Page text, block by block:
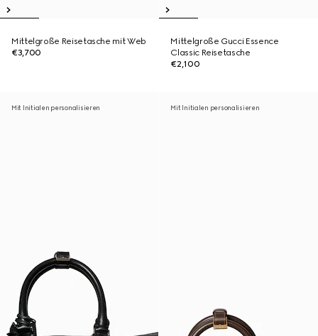
Mittelgroße Reisetasche mit Web
€3,700
Mittelgroße Gucci Essence
Classic Reisetasche
€2,100
Mit Initialen personalisieren Mit Initialen personalisieren